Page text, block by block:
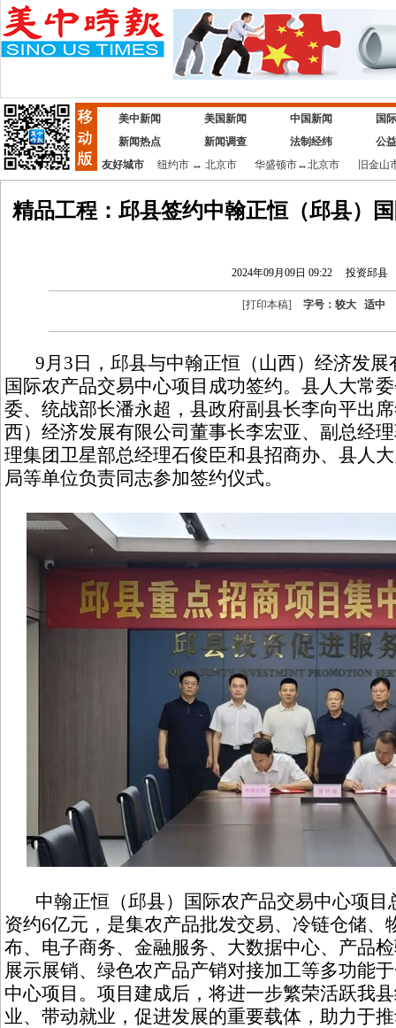
美中新闻 美国新闻 中国新闻
国
新闻热点
新闻调查 法制经纬
公
友好城市
纽约市↔ 北京市 华盛顿市↔北京市 旧金山
精品工程：邱县签约中翰正恒（邱县）
2024年09月09日 09:22 投资邱县
[打印本稿] 字号： 较大 适中
9月3日，邱县与中翰正恒（山西）经济发展
国际农产品交易中心项目成功签约。县人大常
委、统战部长潘永超，县政府副县长李向平出
西）经济发展有限公司董事长李宏亚、副总经
理集团卫星部总经理石俊臣和县招商办、县人
局等单位负责同志参加签约仪式。
中翰正恒（邱县）国际农产品交易中心项目
资约6亿元，是集农产品批发交易、冷链仓储、
布、电子商务、金融服务、大数据中心、产品
展示展销、绿色农产品产销对接加工等多功能
中心项目。项目建成后，将进一步繁荣活跃我
业、带动就业，促进发展的重要载体，助力于